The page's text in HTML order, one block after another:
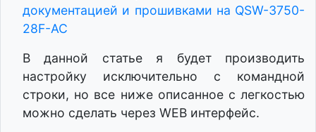
документацией и прошивками на QSW-3750-
28F-AC
В данной статье я будет производить
настройку исключительно с командной
строки, но все ниже описанное с легкостью
можно сделать через WEB интерфейс.